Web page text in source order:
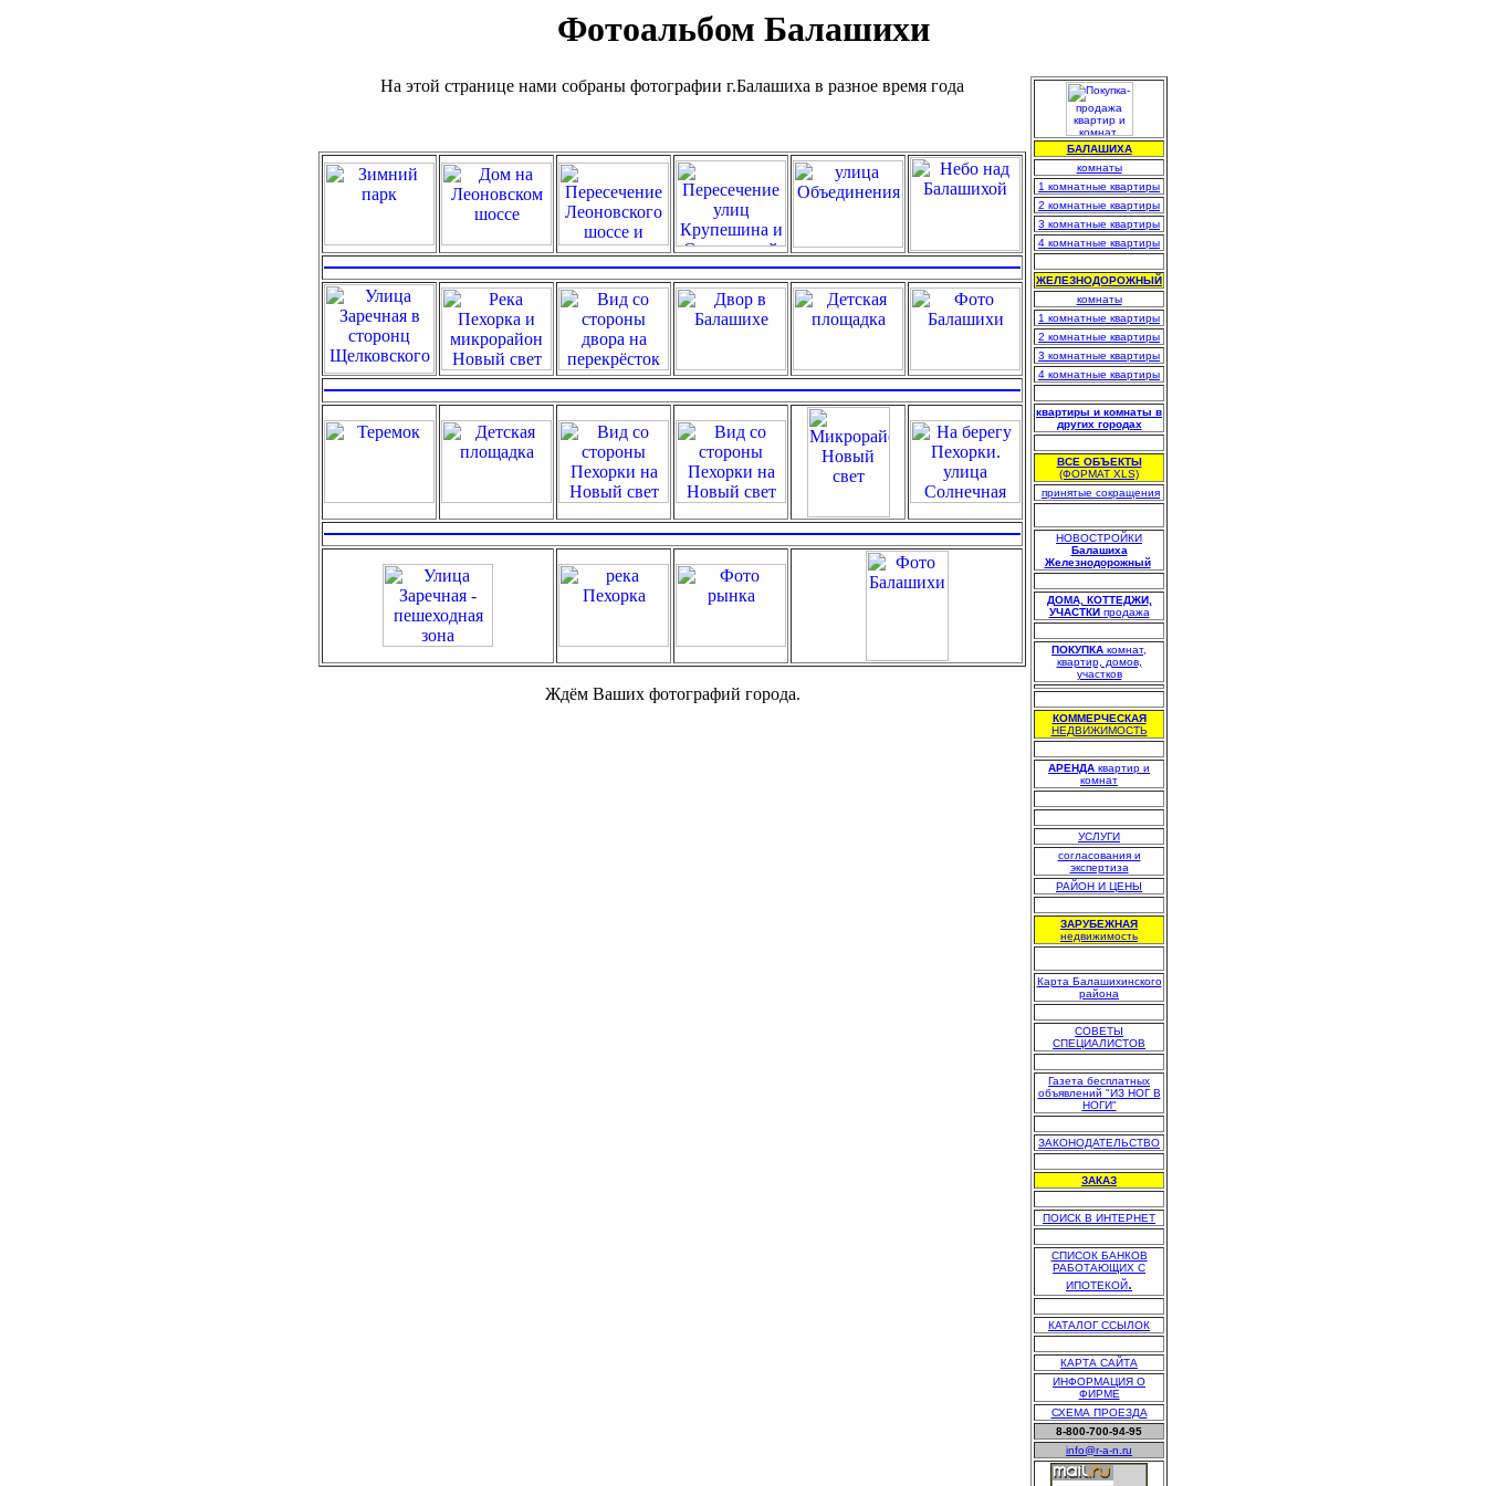
Фотоальбом Балашихи
На этой странице нами собраны фотографии г.Балашиха в разное время года
Ждём Ваших фотографий города.
БАЛАШИХА
комнаты
1 комнатные квартиры
2 комнатные квартиры
3 комнатные квартиры
4 комнатные квартиры
ЖЕЛЕЗНОДОРОЖНЫЙ
комнаты
1 комнатные квартиры
2 комнатные квартиры
3 комнатные квартиры
4 комнатные квартиры
квартиры и комнаты в
других городах
ВСЕ ОБЪЕКТЫ
(ФОРМАТ XLS)
принятые сокращения
НОВОСТРОЙКИ
Балашиха
Железнодорожный.
ДОМА, КОТТЕДЖИ,
УЧАСТКИ продажа
ПОКУПКА комнат,
квартир, домов,
участков
КОММЕРЧЕСКАЯ
НЕДВИЖИМОСТЬ
АРЕНДА квартир и
комнат
УСЛУГИ
согласования и
экспертиза
РАЙОН И ЦЕНЫ
ЗАРУБЕЖНАЯ
недвижимость
Карта Балашихинского
района
СОВЕТЫ
СПЕЦИАЛИСТОВ
Газета бесплатных
объявлений "ИЗ НОГ В
НОГИ"
ЗАКОНОДАТЕЛЬСТВО
ЗАКАЗ
ПОИСК В ИНТЕРНЕТ
СПИСОК БАНКОВ
РАБОТАЮЩИХ С
ИПОТЕКОЙ.
КАТАЛОГ ССЫЛОК
КАРТА САЙТА
ИНФОРМАЦИЯ О
ФИРМЕ
СХЕМА ПРОЕЗДА
8-800-700-94-95
info@r-a-n.ru